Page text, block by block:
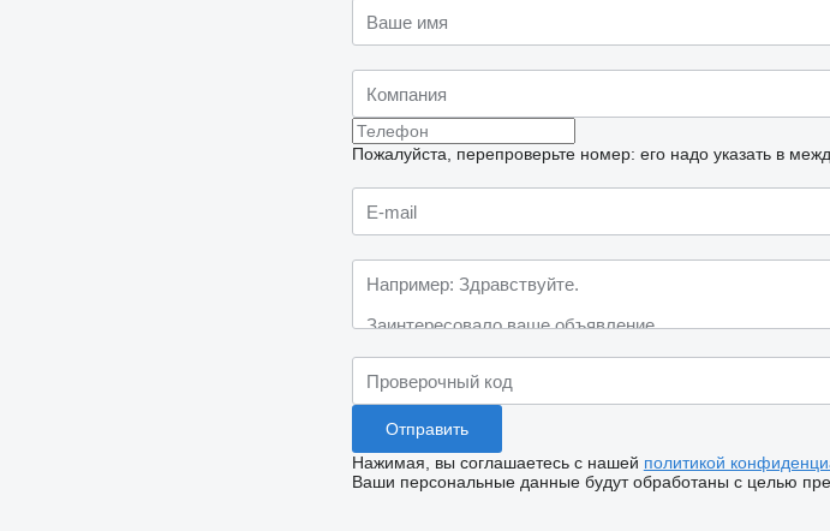
Пожалуйста, перепроверьте номер: его надо указать в
Нажимая, вы соглашаетесь с нашей политикой
Ваши персональные данные будут обработаны с целью